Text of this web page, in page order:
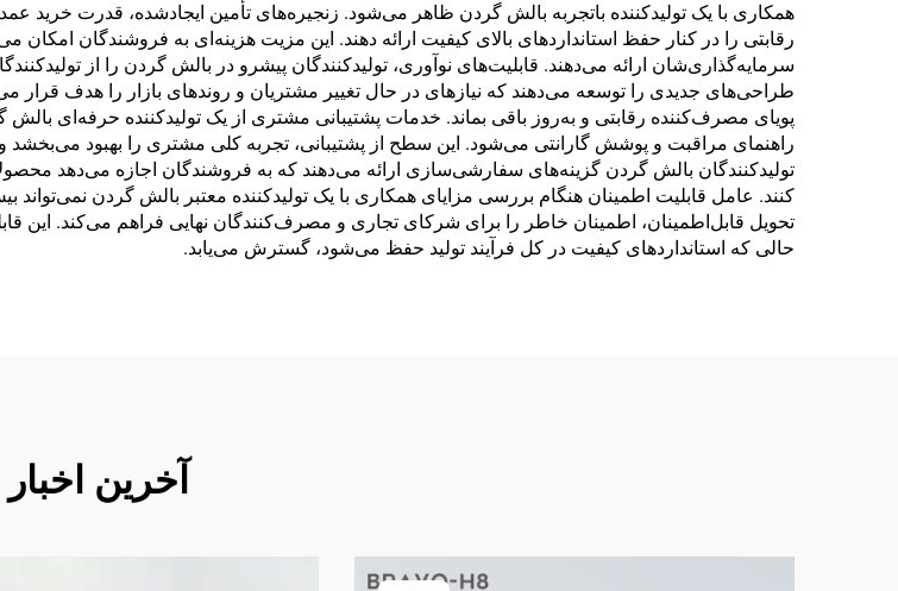
همکاری با یک تولیدکننده باتجربه بالش گردن ظاهر می‌شود. زنجیره‌های تأمین ایجادشده، قدرت خرید
رقابتی را در کنار حفظ استانداردهای بالای کیفیت ارائه دهند. این مزیت هزینه‌ای به فروشندگان
سرمایه‌گذاری‌شان ارائه می‌دهند. قابلیت‌های نوآوری، تولیدکنندگان پیشرو در بالش گردن را از
طراحی‌های جدیدی را توسعه می‌دهند که نیازهای در حال تغییر مشتریان و روندهای بازار را هدف قرار
پویای مصرف‌کننده رقابتی و به‌روز باقی بماند. خدمات پشتیبانی مشتری از یک تولیدکننده حرفه‌ای
راهنمای مراقبت و پوشش گارانتی می‌شود. این سطح از پشتیبانی، تجربه کلی مشتری را بهبود می‌بخشد و
تولیدکنندگان بالش گردن گزینه‌های سفارشی‌سازی ارائه می‌دهند که به فروشندگان اجازه می‌دهد
کنند. عامل قابلیت اطمینان هنگام بررسی مزایای همکاری با یک تولیدکننده معتبر بالش گردن
تحویل قابل‌اطمینان، اطمینان خاطر را برای شرکای تجاری و مصرف‌کنندگان نهایی فراهم می‌کند. این
حالی که استانداردهای کیفیت در کل فرآیند تولید حفظ می‌شود، گسترش می‌یابد.
آخرین اخبار